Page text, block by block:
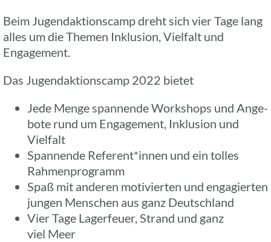
Beim Jugend­ak­ti­ons­camp dreht sich vier Tage lang
alles um die Themen Inklu­sion, Viel­falt und
Engagement.
Das Jugend­ak­ti­ons­camp 2022 bietet
Jede Menge span­nende Work­shops und Ange­
bote rund um Enga­ge­ment, Inklu­sion und
Vielfalt
Span­nende Referent*innen und ein tolles
Rahmenprogramm
Spaß mit anderen moti­vier­ten und enga­gier­ten
jungen Menschen aus ganz Deutschland
Vier Tage Lager­feuer, Strand und ganz
viel Meer